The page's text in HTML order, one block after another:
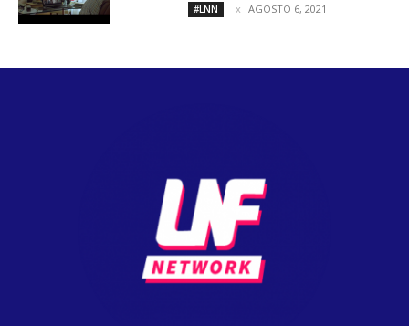
#LNN AGOSTO 6, 2021